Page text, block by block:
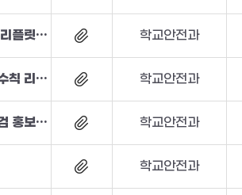
[학생 교통사고예방 교육자료] 꼭 알아야할 학생 교통안전 수칙 리플릿(PM 및 자전거편) 학교안전과
[어린이 교통사고예방 교육자료] 꼭 알아야할 어린이 교통안전 수칙 리플릿(보행안전편) 학교안전과
24년 개학기(2학기) 초등학교 주변 위해요소 정부합동 안전점검 홍보물 탑재 학교안전과
학교안전과